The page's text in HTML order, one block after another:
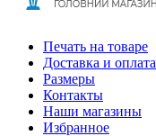
Печать на товаре
Доставка и оплата
Размеры
Контакты
Наши магазины
Избранное